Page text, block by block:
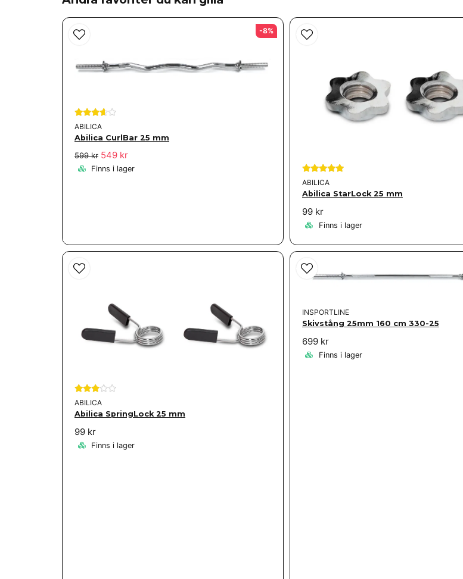
Skicka fråga
ABILICA
Abilica CurlBar 25 mm
599 kr 549 kr
Finns i lager
-8%
ABILICA
Abilica StarLock 25 mm
99 kr
Finns i lager
ABILICA
Abilica SpringLock 25 mm
99 kr
Finns i lager
INSPORTLINE
Skivstång 25mm 160 cm 330-25
699 kr
Finns i lager